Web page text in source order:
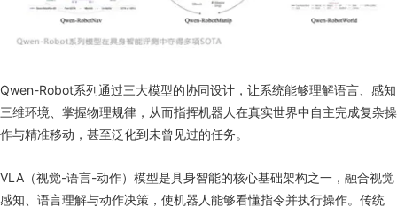
Qwen-Robot系列通过三大模型的协同设计，让系统能够理解语言、感知
三维环境、掌握物理规律，从而指挥机器人在真实世界中自主完成复杂操
作与精准移动，甚至泛化到未曾见过的任务。
VLA（视觉-语言-动作）模型是具身智能的核心基础架构之一，融合视觉
感知、语言理解与动作决策，使机器人能够看懂指令并执行操作。传统